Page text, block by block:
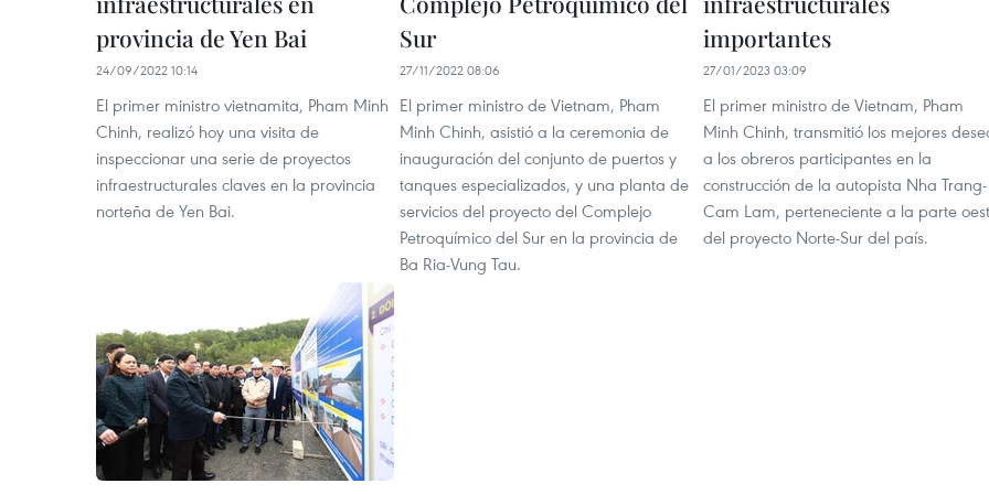
provincia de Yen Bai
24/09/2022 10:14
El primer ministro vietnamita, Pham Minh
Chinh, realizó hoy una visita de
inspeccionar una serie de proyectos
infraestructurales claves en la provincia
norteña de Yen Bai.
Sur
27/11/2022 08:06
El primer ministro de Vietnam, Pham
Minh Chinh, asistió a la ceremonia de
inauguración del conjunto de puertos y
tanques especializados, y una planta de
servicios del proyecto del Complejo
Petroquímico del Sur en la provincia de
Ba Ria-Vung Tau.
importantes
27/01/2023 03:09
El primer ministro de Vietnam, Pham
Minh Chinh, transmitió los mejores
a los obreros participantes en la
construcción de la autopista Nha Trang-
Cam Lam, perteneciente a la parte
del proyecto Norte-Sur del país.